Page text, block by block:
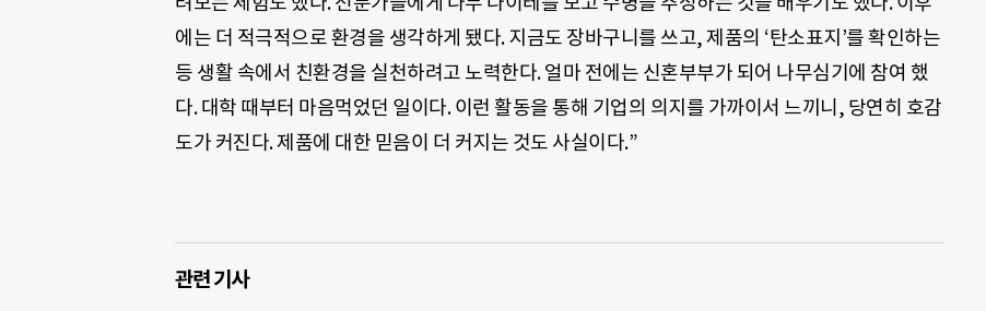
에는 더 적극적으로 환경을 생각하게 됐다. 지금도 장바구니를 쓰고, 제품의 ‘탄소표지’를 확인하는
등 생활 속에서 친환경을 실천하려고 노력한다. 얼마 전에는 신혼부부가 되어 나무심기에 참여 했
다. 대학 때부터 마음먹었던 일이다. 이런 활동을 통해 기업의 의지를 가까이서 느끼니, 당연히 호감
도가 커진다. 제품에 대한 믿음이 더 커지는 것도 사실이다.”
관련 기사